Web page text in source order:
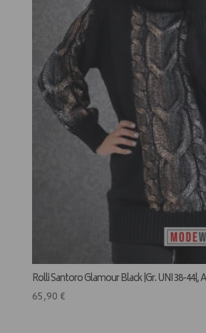
Rolli Santoro Glamour Black |Gr. UNI 38-44|,
65,90 €